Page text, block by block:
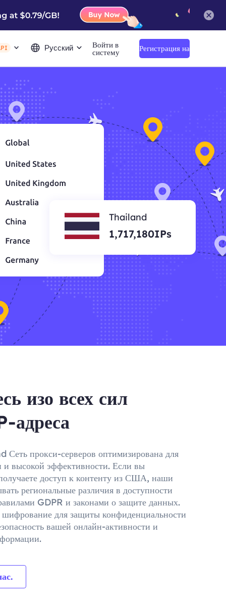
Русский Войти в
систему
Регистрация на
сайте
Thailand
1,717,180IPs
изо всех сил
адреса
прокси-серверов оптимизирована для
и высокой эффективности. Если вы
доступ к контенту из США, наши
региональные различия в доступности
GDPR и законами о защите данных.
для защиты конфиденциальности
вашей онлайн-активности и